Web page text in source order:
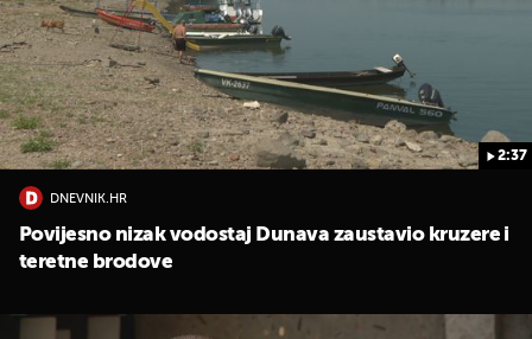
2:37
DNEVNIK.HR
Povijesno nizak vodostaj Dunava zaustavio kruzere i
teretne brodove